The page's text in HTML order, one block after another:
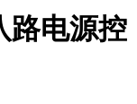
路电源控